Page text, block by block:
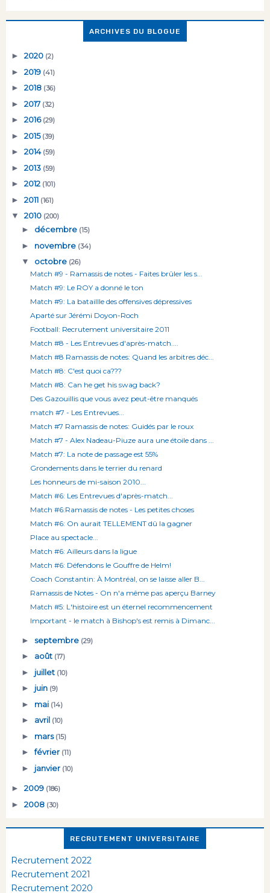
ARCHIVES DU BLOGUE
► 2020 (2)
► 2019 (41)
► 2018 (36)
► 2017 (32)
► 2016 (29)
► 2015 (39)
► 2014 (59)
► 2013 (59)
► 2012 (101)
► 2011 (161)
▼ 2010 (200)
► décembre (15)
► novembre (34)
▼ octobre (26)
Match #9 - Ramassis de notes - Faites brûler les s...
Match #9: Le ROY a donné le ton
Match #9: La bataillle des offensives dépressives
Aparté sur Jérémi Doyon-Roch
Football: Recrutement universitaire 2011
Match #8 - Les Entrevues d'après-match....
Match #8 Ramassis de notes: Quand les arbitres déc...
Match #8: C'est quoi ca???
Match #8: Can he get his swag back?
Des Gazouillis que vous avez peut-être manqués
match #7 - Les Entrevues...
Match #7 Ramassis de notes: Guidés par le roux
Match #7 - Alex Nadeau-Piuze aura une étoile dans ...
Match #7: La note de passage est 55%
Grondements dans le terrier du renard
Les honneurs de mi-saison 2010...
Match #6: Les Entrevues d'après-match...
Match #6:Ramassis de notes - Les petites choses
Match #6: On aurait TELLEMENT dû la gagner
Place au spectacle...
Match #6: Ailleurs dans la ligue
Match #6: Défendons le Gouffre de Helm!
Coach Constantin: À Montréal, on se laisse aller B...
Ramassis de Notes - On n'a même pas aperçu Barney
Match #5: L'histoire est un éternel recommencement
Important - le match à Bishop's est remis à Dimanc...
► septembre (29)
► août (17)
► juillet (10)
► juin (9)
► mai (14)
► avril (10)
► mars (15)
►février (11)
► janvier (10)
► 2009 (186)
► 2008 (30)
RECRUTEMENT UNIVERSITAIRE
Recrutement 2022
Recrutement 2021
Recrutement 2020